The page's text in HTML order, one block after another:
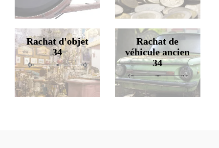
Rachat d'objet
34
Rachat de
véhicule ancien
34